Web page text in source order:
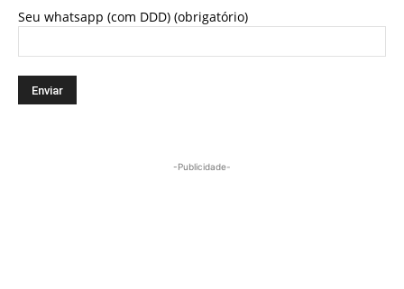
Seu whatsapp (com DDD) (obrigatório)
-Publicidade-